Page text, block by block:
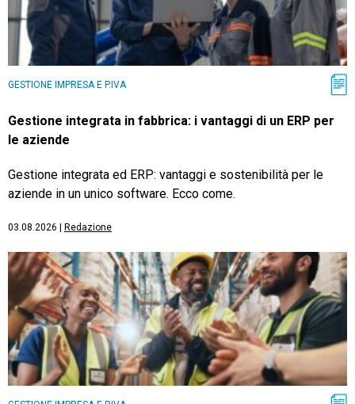
GESTIONE IMPRESA E P.IVA
Gestione integrata in fabbrica: i vantaggi di un ERP per
le aziende
Gestione integrata ed ERP: vantaggi e sostenibilità per le
aziende in un unico software. Ecco come.
03.08.2026 Redazione